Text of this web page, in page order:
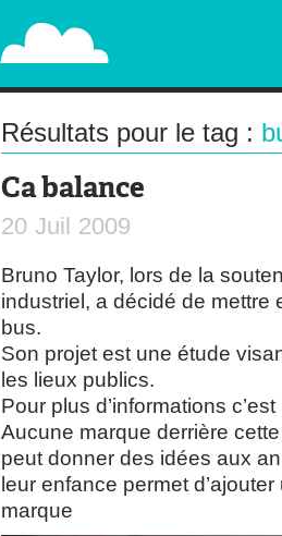
PAPERPLANE
STREET, AMBIENT, GUÉRILLA MARKETING
Résultats pour le tag :
Ca balance
20 Juil 2009
Bruno Taylor, lors de la
industriel, a décidé de
bus.
Son projet est une étude
les lieux publics.
Pour plus d’informations c’est
Aucune marque derrière
peut donner des idées aux
leur enfance permet
marque